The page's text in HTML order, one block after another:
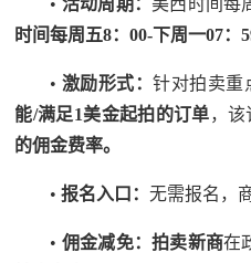
• 活动周期： 美西时间每
时间每周五8：00-下周一07：
• 激励形式：针对拍卖重
能/满足1美金起拍的订单，
的佣金费率。
•报名入口：无需报名，
• 佣金减免：拍卖新商在